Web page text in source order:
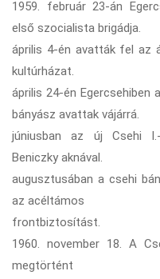
1959. február 23-án
első szocialista brigádja.
április 4-én avatták fel az
kultúrházat.
április 24-én Egercsehiben
bányász avattak vájárrá.
júniusban az új Csehi
Beniczky aknával.
augusztusában a csehi
az acéltámos
frontbiztosítást.
1960. november 18. A
megtörtént